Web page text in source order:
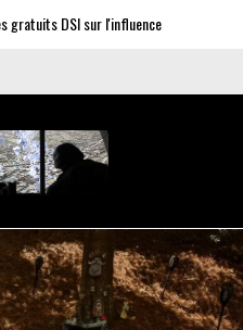
l'influence